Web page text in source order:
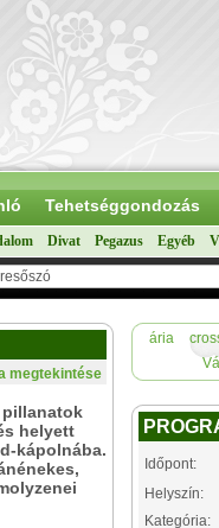
Tehetséggondozás
Divat Pegazus Egyéb
megtekintése
pillanatok
helyett
kápolnába.
ária
Időpont:
Helyszín:
Kategória: